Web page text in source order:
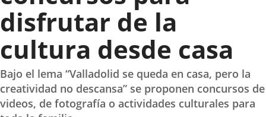
disfrutar de la
cultura desde casa
Bajo el lema “Valladolid se queda en casa, pero la
creatividad no descansa” se proponen concursos de
videos, de fotografía o actividades culturales para